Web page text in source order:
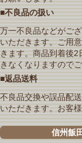
■不良品の扱い
万一不良品などがご
いただきます。ご用
きます。商品到着後2
きなくなりますので
■返品送料
不良品交換や誤品配
いただきます。お客
信州飯